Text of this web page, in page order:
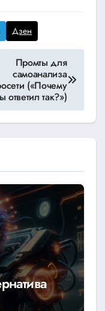
Дзен
Промты для
самоанализа
(«Почему
ответил так?»)